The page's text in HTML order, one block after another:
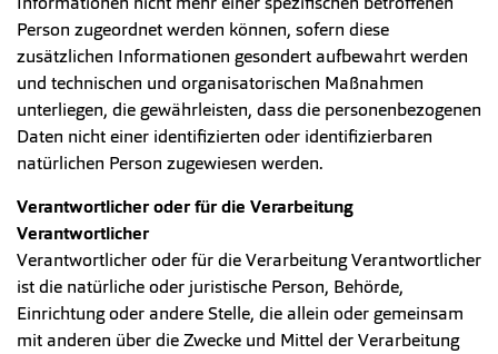
Person zugeordnet werden können, sofern diese
zusätzlichen Informationen gesondert aufbewahrt werden
und technischen und organisatorischen Maßnahmen
unterliegen, die gewährleisten, dass die personenbezogenen
Daten nicht einer identifizierten oder identifizierbaren
natürlichen Person zugewiesen werden.
Verantwortlicheroder für die Verarbeitung
Verantwortlicher
Verantwortlicher oder für die Verarbeitung Verantwortlicher
ist die natürliche oder juristische Person, Behörde,
Einrichtung oder andere Stelle, die allein oder gemeinsam
mit anderen über die Zwecke und Mittel der Verarbeitung